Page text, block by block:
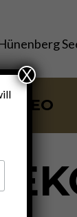
VIDEO
X